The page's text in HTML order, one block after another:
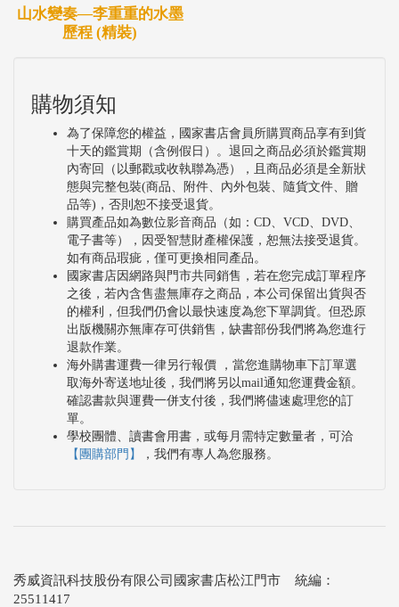
山水變奏—李重重的水墨
歷程 (精裝)
購物須知
為了保障您的權益，國家書店會員所購買商品享有到貨
十天的鑑賞期（含例假日）。退回之商品必須於鑑賞期
內寄回（以郵戳或收執聯為憑），且商品必須是全新狀
態與完整包裝(商品、附件、內外包裝、隨貨文件、贈
品等)，否則恕不接受退貨。
購買產品如為數位影音商品（如：CD、VCD、DVD、
電子書等），因受智慧財產權保護，恕無法接受退貨。
如有商品瑕疵，僅可更換相同產品。
國家書店因網路與門市共同銷售，若在您完成訂單程序
之後，若內含售盡無庫存之商品，本公司保留出貨與否
的權利，但我們仍會以最快速度為您下單調貨。但恐原
出版機關亦無庫存可供銷售，缺書部份我們將為您進行
退款作業。
海外購書運費一律另行報價 ，當您進購物車下訂單選
取海外寄送地址後，我們將另以mail通知您運費金額。
確認書款與運費一併支付後，我們將儘速處理您的訂
單。
學校團體、讀書會用書，或每月需特定數量者，可洽
【團購部門】
，我們有專人為您服務。
秀威資訊科技股份有限公司國家書店松江門市 統編：
25511417